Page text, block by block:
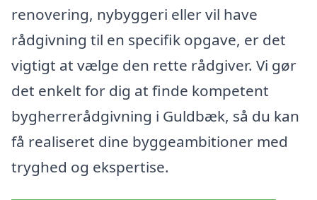
renovering, nybyggeri eller vil have
rådgivning til en specifik opgave, er det
vigtigt at vælge den rette rådgiver. Vi gør
det enkelt for dig at finde kompetent
bygherrerådgivning i Guldbæk, så du kan
få realiseret dine byggeambitioner med
tryghed og ekspertise.